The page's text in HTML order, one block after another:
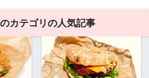
カテゴリの人気記事